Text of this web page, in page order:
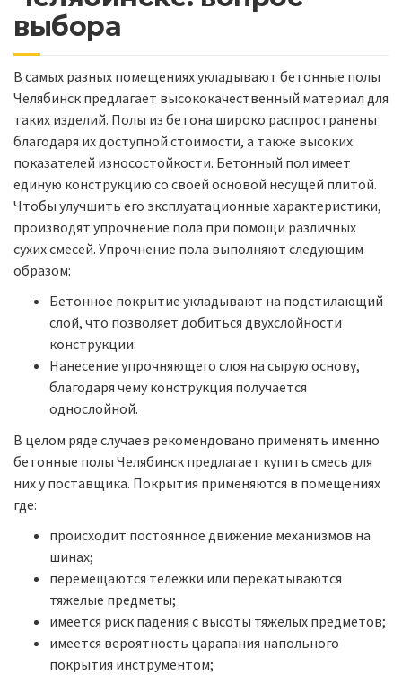
выбора
В самых разных помещениях укладывают бетонные полы
Челябинск предлагает высококачественный материал для
таких изделий. Полы из бетона широко распространены
благодаря их доступной стоимости, а также высоких
показателей износостойкости. Бетонный пол имеет
единую конструкцию со своей основой несущей плитой.
Чтобы улучшить его эксплуатационные характеристики,
производят упрочнение пола при помощи различных
сухих смесей. Упрочнение пола выполняют следующим
образом:
Бетонное покрытие укладывают на подстилающий
слой, что позволяет добиться двухслойности
конструкции.
Нанесение упрочняющего слоя на сырую основу,
благодаря чему конструкция получается
однослойной.
В целом ряде случаев рекомендовано применять именно
бетонные полы Челябинск предлагает купить смесь для
них у поставщика. Покрытия применяются в помещениях
где:
происходит постоянное движение механизмов на
шинах;
перемещаются тележки или перекатываются
тяжелые предметы;
имеется риск падения с высоты тяжелых предметов;
имеется вероятность царапания напольного
покрытия инструментом;